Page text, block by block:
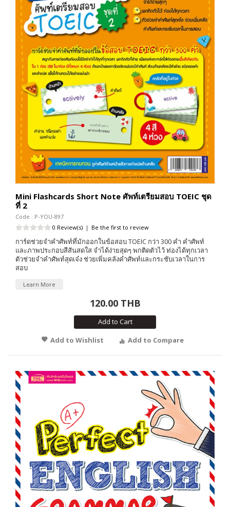
Mini Flashcards Short Note ศัพท์เตรียมสอบ TOEIC ชุด
ที่ 2
Code : P-YOU-897
0 Review(s) | Be the first to review
การ์ดช่วยจำคำศัพท์ที่มักออกในข้อสอบ TOEIC กว่า 300 คำ คำศัพท์
และภาพประกอบสีสันสดใส จำได้ง่ายสุดๆ พกติดตัวไว้ ท่องได้ทุกเวลา
ตัวช่วยจำคำศัพท์สุดเจ๋ง ช่วยเพิ่มคลังคำศัพท์และกระชับเวลาในการ
สอบ
Learn More
120.00 THB
Add to Cart
Add to Wishlist
Add to Compare